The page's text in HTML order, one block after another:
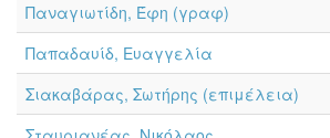
Παναγιωτίδη, Έφη (γραφ)
Παπαδαυίδ, Ευαγγελία
Σιακαβάρας, Σωτήρης (επιμέλεια)